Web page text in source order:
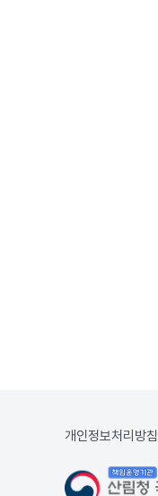
개인정보처리방침